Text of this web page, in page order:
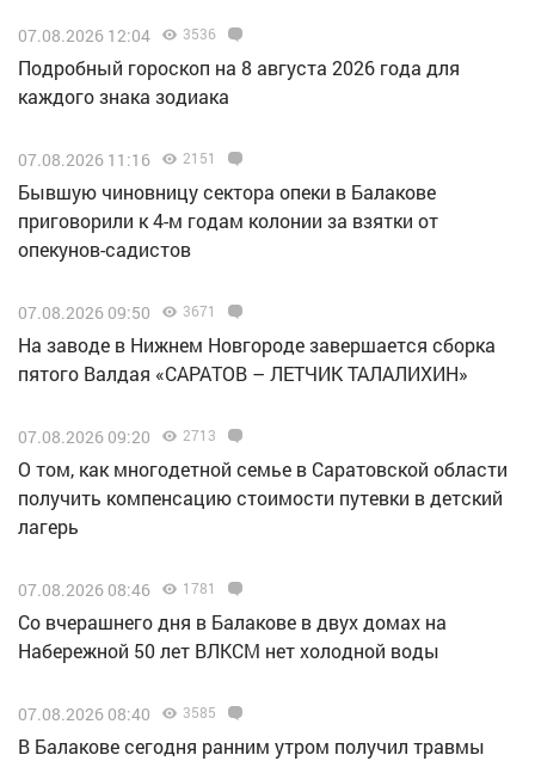
07.08.2026 12:04 3536
Подробный гороскоп на 8 августа 2026 года для
каждого знака зодиака
07.08.2026 11:16 2151
Бывшую чиновницу сектора опеки в Балакове
приговорили к 4-м годам колонии за взятки от
опекунов-садистов
07.08.2026 09:50 3671
Н️а заводе в Нижнем Новгороде завершается сборка
пятого Валдая «САРАТОВ – ЛЕТЧИК ТАЛАЛИХИН»
07.08.2026 09:20 2713
О том, как многодетной семье в Саратовской области
получить компенсацию стоимости путевки в детский
лагерь
07.08.2026 08:46 1781
Со вчерашнего дня в Балакове в двух домах на
Набережной 50 лет ВЛКСМ нет холодной воды
07.08.2026 08:40 3585
В Балакове сегодня ранним утром получил травмы